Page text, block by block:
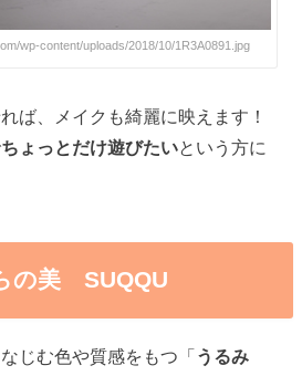
wp-content/uploads/2018/10/1R3A0891.jpg
ば、メイクも綺麗に映えます！
ちょっとだけ遊びたいという方に
の美 SUQQU
じむ色や質感をもつ「うるみ